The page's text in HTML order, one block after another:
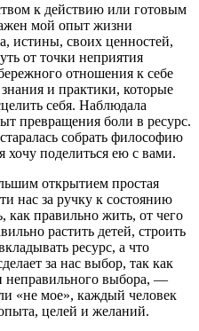
к действию или готовым
мой опыт жизни
истины, своих ценностей,
от точки неприятия
отношения к себе
и практики, которые
себя. Наблюдала
превращения боли в ресурс.
собрать философию
хочу поделиться ею с вами.
открытием простая
нас за ручку к состоянию
как правильно жить, от чего
растить детей, строить
ресурс, а что
за нас выбор, так как
неправильного выбора, —
«не мое», каждый человек
целей и желаний.